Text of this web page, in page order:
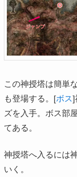
この神授塔は簡単
も登場する。[ボス]
ズを入手。ボス部
てある。
神授塔へ入るには
いく。